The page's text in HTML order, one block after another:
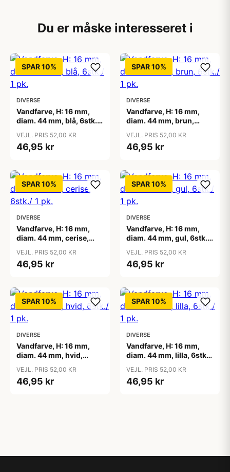
Du er måske interesseret i
SPAR 10%
DIVERSE
Vandfarve, H: 16 mm,
diam. 44 mm, blå, 6stk./
VEJL. PRIS 52,00 KR
46,95 kr
SPAR 10%
DIVERSE
Vandfarve, H: 16 mm,
diam. 44 mm, brun,
VEJL. PRIS 52,00 KR
46,95 kr
SPAR 10%
DIVERSE
Vandfarve, H: 16 mm,
diam. 44 mm, cerise,
VEJL. PRIS 52,00 KR
46,95 kr
SPAR 10%
DIVERSE
Vandfarve, H: 16 mm,
diam. 44 mm, gul, 6stk./
VEJL. PRIS 52,00 KR
46,95 kr
SPAR 10%
DIVERSE
Vandfarve, H: 16 mm,
diam. 44 mm, hvid,
VEJL. PRIS 52,00 KR
46,95 kr
SPAR 10%
DIVERSE
Vandfarve, H: 16 mm,
diam. 44 mm, lilla, 6stk./
VEJL. PRIS 52,00 KR
46,95 kr